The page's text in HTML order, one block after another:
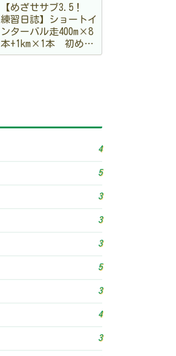
【めざせサブ3.5！
練習日誌】ショートイ
ンターバル走400m×8
本+1km×1本 初めて
のメニュー。まだ手探
4
5
3
3
3
5
3
4
3